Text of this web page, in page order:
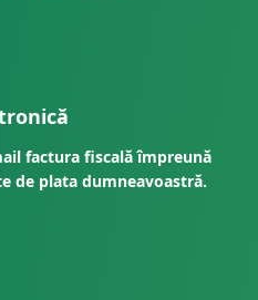
factura fiscală împreună
de plata dumneavoastră.